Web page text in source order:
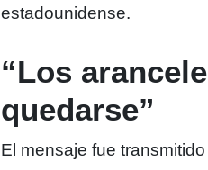
estadounidense.
“Los
quedarse”
El mensaje fue